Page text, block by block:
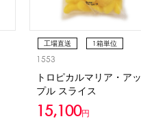
工場直送
1箱単位
冷凍
1553
トロピカルマリア・アッ
プル スライス
15,100円